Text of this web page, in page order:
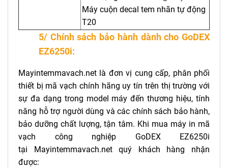
Máy cuộn decal tem nhãn tự động
T20
5/ Chính sách bảo hành dành cho GoDEX
EZ6250i:
Mayintemmavach.net là đơn vị cung cấp, phân phối
thiết bị mã vạch chính hãng uy tín trên thị trường với
sự đa dạng trong model máy đến thương hiệu, tính
năng hỗ trợ người dùng và các chính sách bảo hành,
bảo dưỡng chất lượng, tận tâm. Khi mua máy in mã
vạch công nghiệp GoDEX EZ6250i
tại
Mayintemmavach.net quý khách hàng nhận
được: